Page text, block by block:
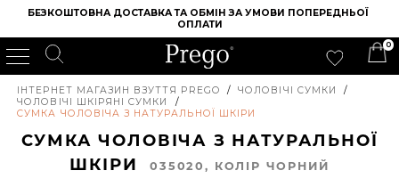
БЕЗКОШТОВНА ДОСТАВКА ТА ОБМІН ЗА УМОВИ ПОПЕРЕДНЬОЇ
ОПЛАТИ
0
ІНТЕРНЕТ МАГАЗИН ВЗУТТЯ PREGO / ЧОЛОВІЧІ СУМКИ
/
ЧОЛОВІЧІ ШКІРЯНІ СУМКИ
/
СУМКА ЧОЛОВІЧА З НАТУРАЛЬНОЇ ШКІРИ
СУМКА ЧОЛОВІЧА З НАТУРАЛЬНОЇ
ШКІРИ035020, КОЛIР ЧОРНИЙ